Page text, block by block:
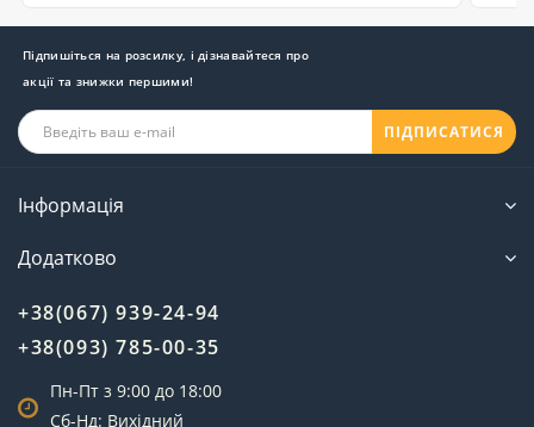
Підпишіться на розсилку, і дізнавайтеся про
акції та знижки першими!
ПІДПИСАТИСЯ
Інформація
Додатково
+38(067) 939-24-94
+38(093) 785-00-35
Пн-Пт з 9:00 до 18:00
Сб-Нд: Вихідний